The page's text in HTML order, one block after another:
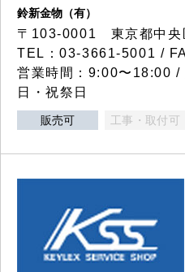
鈴新金物（有）
〒103-0001 東京都中央
TEL：03-3661-5001 /
営業時間：9:00〜18:00 /
日・祝祭日
販売可 工事・取付可